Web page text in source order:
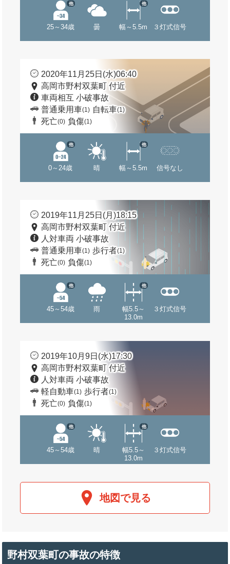
25～34歳
他
曇 幅～5.5m
他
３灯式信号
2020年11月25日(水)06:40
高岡市野村双葉町 付近
車両相互 小破事故
普通乗用車(1) 自転車(1)
死亡(0) 負傷(1)
0～24歳
他
晴 幅～5.5m
他
信号なし
2019年11月25日(月)18:15
高岡市野村双葉町 付近
人対車両 小破事故
普通乗用車(1) 歩行者(1)
死亡(0) 負傷(1)
45～54歳
他
雨
幅5.5～
13.0m
他
３灯式信号
2019年10月9日(水)17:30
高岡市野村双葉町 付近
人対車両 小破事故
軽自動車(1) 歩行者(1)
死亡(0) 負傷(1)
45～54歳
他
晴
幅5.5～
13.0m
他
３灯式信号
地図で見る
野村双葉町の事故の特徴